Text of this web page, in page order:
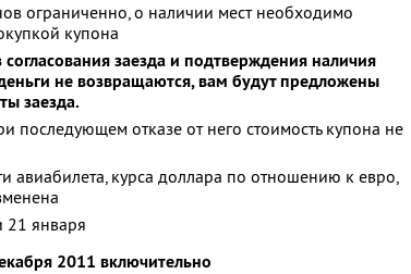
ограниченно, о наличии мест необходимо
купона
заезда и подтверждения наличия
не возвращаются, вам будут предложены
заезда.
последующем отказе от него стоимость купона не
авиабилета, курса доллара по отношению к евро,
21 января
2011 включительно